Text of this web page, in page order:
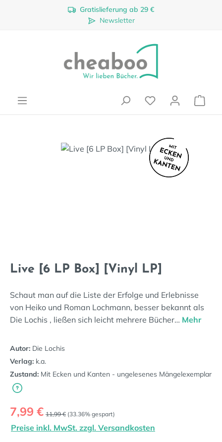
Zum Hauptinhalt springenGratislieferung ab 29 €
Newsletter
Bildergalerie überspringen
Live [6 LP Box] [Vinyl LP]
Schaut man auf die Liste der Erfolge und Erlebnisse
von Heiko und Roman Lochmann, besser bekannt als
Die Lochis , ließen sich leicht mehrere Bücher… Mehr
Autor: Die Lochis
Verlag: k.a.
Zustand: Mit Ecken und Kanten - ungelesenes Mängelexemplar
Verkaufspreis:
7,99 € Regulärer Preis:
11,99 € (33.36% gespart)
Preise inkl. MwSt. zzgl. Versandkosten